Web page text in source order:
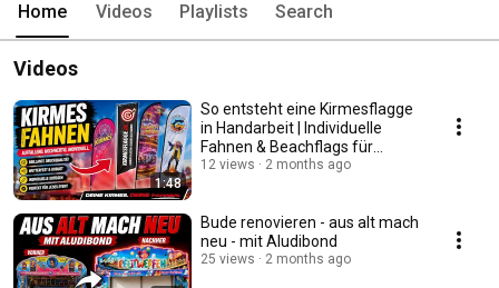
Home Videos Playlists Search
Videos
1:48
So entsteht eine Kirmesflagge
in Handarbeit | Individuelle
Fahnen & Beachflags für
Schausteller
12 views 2 months ago
Bude renovieren - aus alt mach
neu - mit Aludibond
25 views 2 months ago